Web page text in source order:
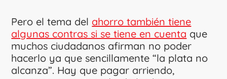
Pero el tema del ahorro también tiene
algunas contras si se tiene en cuenta que
muchos ciudadanos afirman no poder
hacerlo ya que sencillamente “la plata no
alcanza”. Hay que pagar arriendo,